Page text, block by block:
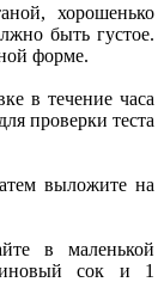
хорошенько
быть густое.
форме.
в течение часа
проверки теста
выложите на
в маленькой
сок и 1